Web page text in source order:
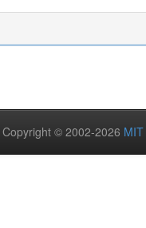
Copyright © 2002-2026 MIT